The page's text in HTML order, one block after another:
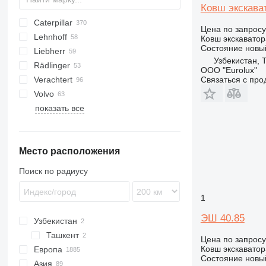
QA
580
CX
W-series
Caterpillar
120
301
305
312
313
314
317
319
320
322
323
324
DX
S
EX
EX
ZX
HX-series
R-series
HTL
3CX
4CX
86
8065
8085
JS
310 G
S-series
SK
PC
WB
F-series
L-series
R-series
Lehnhoff
Liebherr
A-series
R-series
8
10
11
12
RH
OQ
Rädlinger
TL
TC
Verachtert
CW
Volvo
A-series
ECR
S-series
ZM
показать все
Место расположения
Поиск по радиусу
Узбекистан
Ташкент
Европа
Нидерланды
Азия
Ковш
Цена по запросу
Ковш
Состояние
Узбекистан,
ООО "Eurolux"
Связаться с
1
ЭШ 40.85
Цена по запросу
Ковш
Состояние